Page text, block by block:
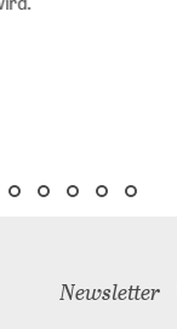
Newsletter